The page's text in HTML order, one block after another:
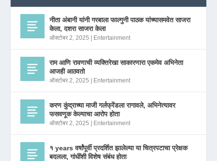
नीता अंबानी यांनी गरबाला फाल्गुनी पाठक यांच्यासमवेत साजरा
केला, दशरा साजरा केला
ऑक्टोबर 2, 2025 | Entertainment
राम आणि रावणाची व्यक्तिरेखा साकारणारा एकमेव अभिनेता
आजही आठवतो
ऑक्टोबर 2, 2025 | Entertainment
करण कुंद्राच्या माजी गर्लफ्रेंडला रागावले, अभिनेत्यावर
फसवणूक केल्याचा आरोप होता
ऑक्टोबर 2, 2025 | Entertainment
१ years वर्षांपूर्वी प्रदर्शित झालेल्या या चित्रपटाचा प्रेक्षक
बदलला, गांधींशी विशेष संबंध होता